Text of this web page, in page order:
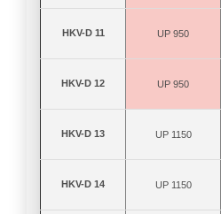
HKV-D 11 UP 950
HKV-D 12 UP 950
HKV-D 13 UP 1150
HKV-D 14 UP 1150